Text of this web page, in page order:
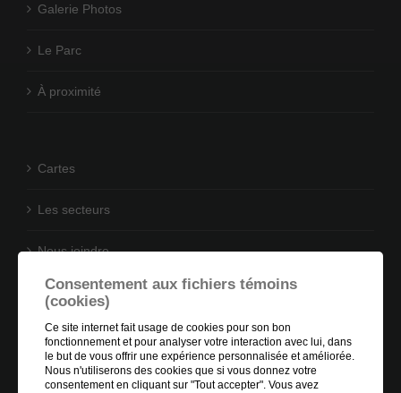
Galerie Photos
Le Parc
À proximité
Cartes
Les secteurs
Nous joindre
Consentement aux fichiers témoins
(cookies)
Ce site internet fait usage de cookies pour son bon
fonctionnement et pour analyser votre interaction avec lui, dans
le but de vous offrir une expérience personnalisée et améliorée.
Nous n'utiliserons des cookies que si vous donnez votre
consentement en cliquant sur "Tout accepter". Vous avez